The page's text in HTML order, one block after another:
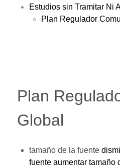
Estudios sin Tramitar Ni
Plan Regulador
Plan
Global
tamaño de la fuente
fuente aumentar tamaño